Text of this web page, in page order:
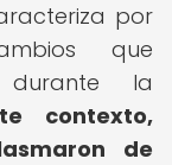
por
que
durante la
contexto,
de